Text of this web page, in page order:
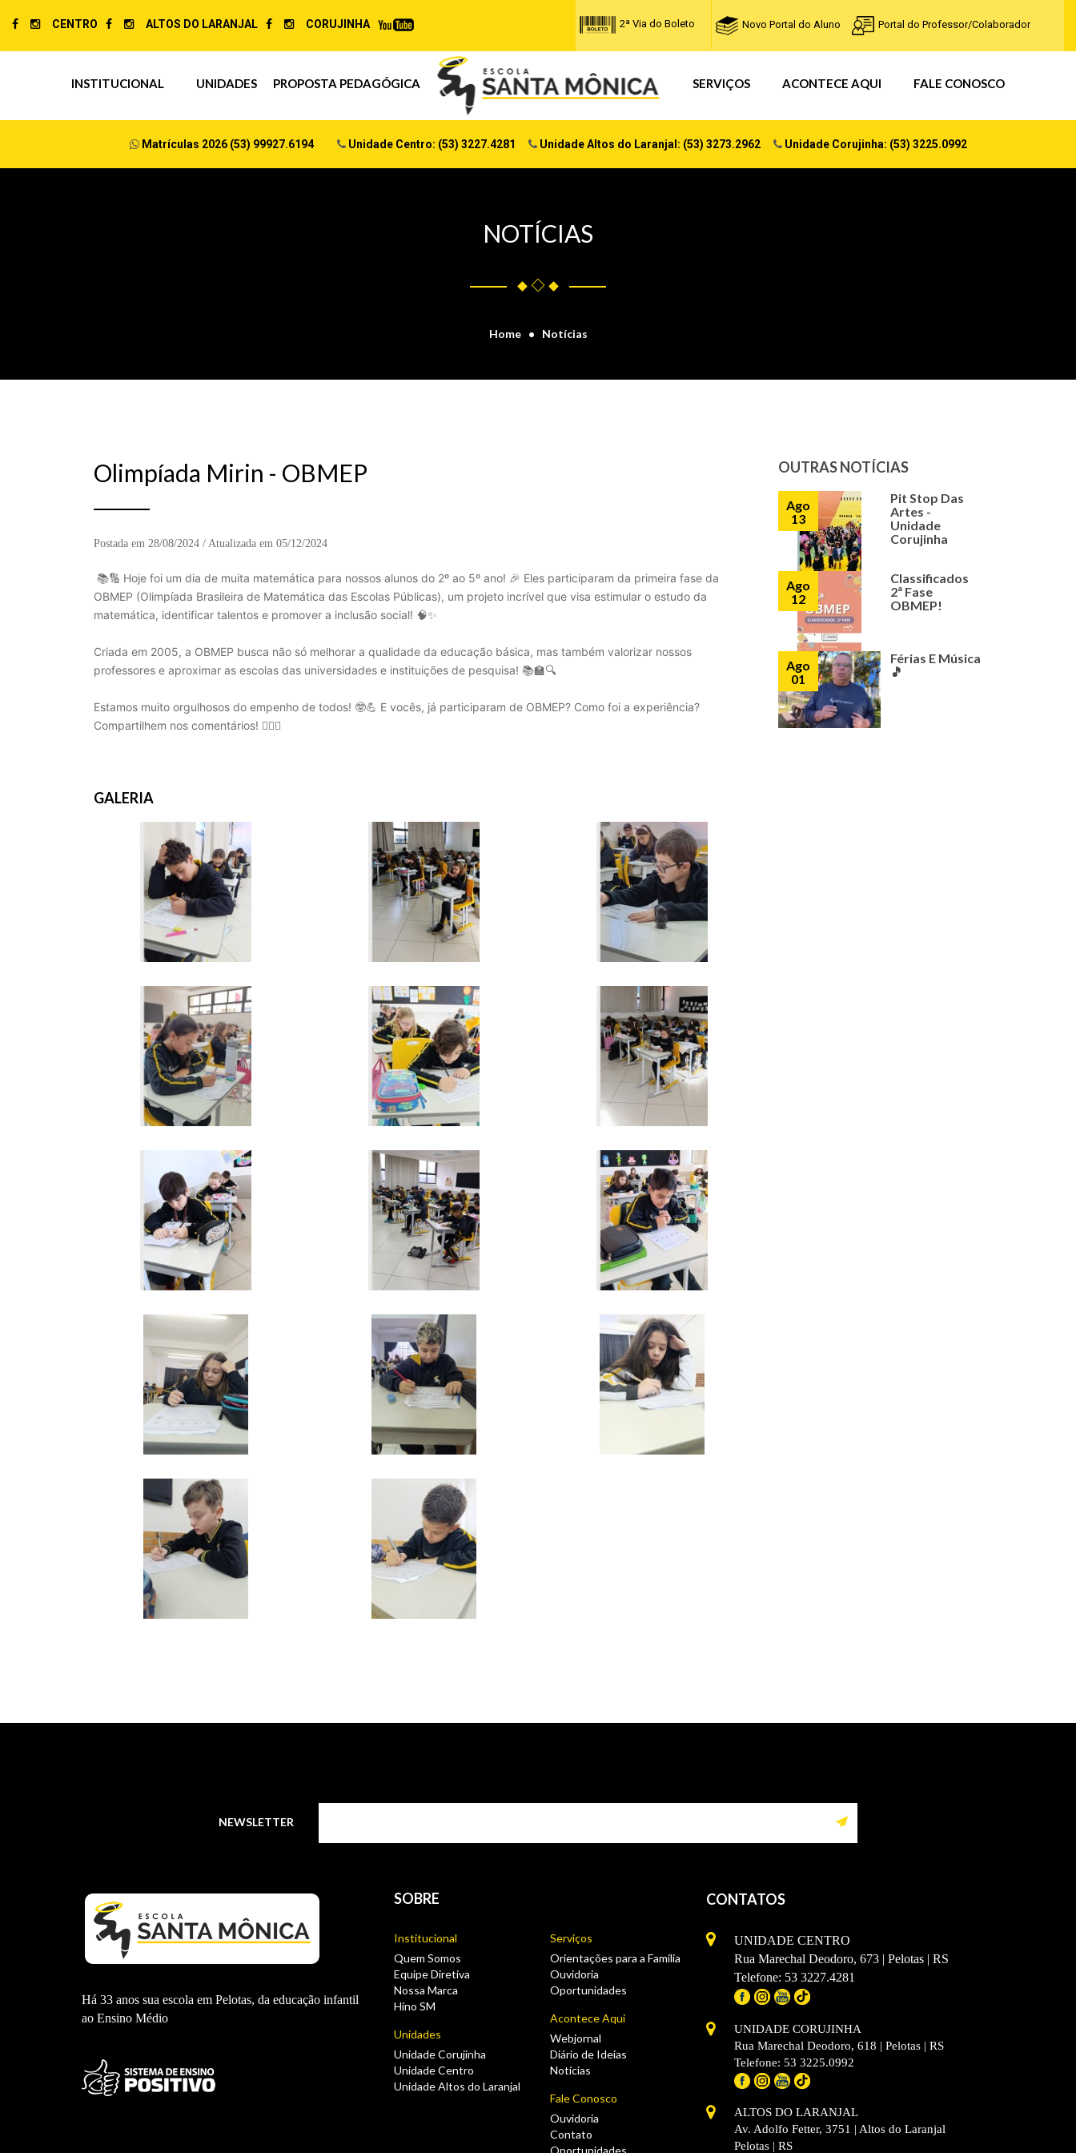
CENTRO ALTOS DO LARANJAL CORUJINHA 2ª Via do Boleto Novo Portal do Aluno Portal do Professor/Colaborador
INSTITUCIONAL UNIDADES PROPOSTA PEDAGÓGICA SERVIÇOS ACONTECE AQUI FALE CONOSCO
Matrículas 2026 (53) 99927.6194 Unidade Centro: (53) 3227.4281 Unidade Altos do Laranjal: (53) 3273.2962 Unidade Corujinha: (53) 3225.0992
NOTÍCIAS
Home Notícias
Olimpíada Mirin - OBMEP
Postada em 28/08/2024 / Atualizada em 05/12/2024
📚🔢 Hoje foi um dia de muita matemática para nossos alunos do 2º ao 5º ano! 🎉 Eles participaram da primeira fase da
OBMEP (Olimpíada Brasileira de Matemática das Escolas Públicas), um projeto incrível que visa estimular o estudo da
matemática, identificar talentos e promover a inclusão social! 🧠✨
Criada em 2005, a OBMEP busca não só melhorar a qualidade da educação básica, mas também valorizar nossos
professores e aproximar as escolas das universidades e instituições de pesquisa! 📚🏫🔍
Estamos muito orgulhosos do empenho de todos! 🤓💪 E vocês, já participaram de OBMEP? Como foi a experiência?
Compartilhem nos comentários! 👇🏾😊
GALERIA
OUTRAS NOTÍCIAS
Ago
13
Pit Stop Das
Artes -
Unidade
Corujinha
Ago
12
Classificados
2ª Fase
OBMEP!
Ago
01
Férias E Música
🎵
NEWSLETTER
Há 33 anos sua escola em Pelotas, da educação infantil
ao Ensino Médio
SOBRE
Institucional
Quem Somos
Equipe Diretiva
Nossa Marca
Hino SM
Unidades
Unidade Corujinha
Unidade Centro
Unidade Altos do Laranjal
Serviços
Orientações para a Família
Ouvidoria
Oportunidades
Acontece Aqui
Webjornal
Diário de Ideias
Notícias
Fale Conosco
Ouvidoria
Contato
Oportunidades
CONTATOS
UNIDADE CENTRO
Rua Marechal Deodoro, 673 | Pelotas | RS
Telefone: 53 3227.4281
UNIDADE CORUJINHA
Rua Marechal Deodoro, 618 | Pelotas | RS
Telefone: 53 3225.0992
ALTOS DO LARANJAL
Av. Adolfo Fetter, 3751 | Altos do Laranjal
Pelotas | RS